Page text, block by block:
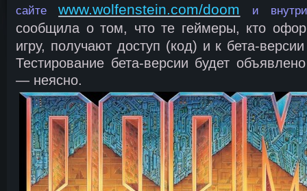
сайтеwww.wolfenstein.com/doom и внутри
сообщила о том, что те геймеры, кто
игру, получают доступ (код) и к бета-
Тестирование бета-версии будет
— неясно.